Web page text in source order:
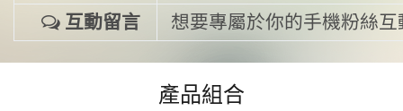
互動留言
想要專屬於你的手機粉絲
產品組合